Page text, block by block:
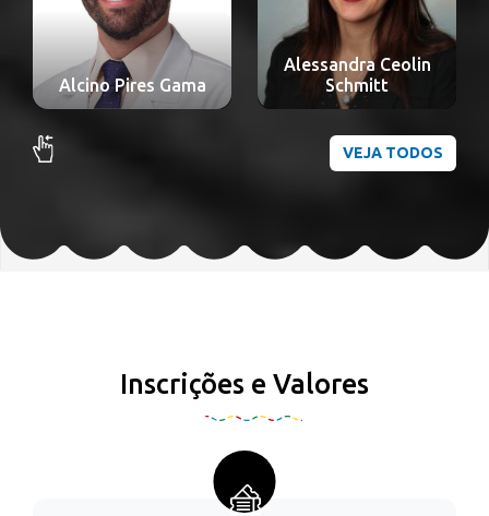
Alessandra Ceolin
Schmitt
Alexandre Nakao
Odashiro
VEJA TODOS
Inscrições e Valores